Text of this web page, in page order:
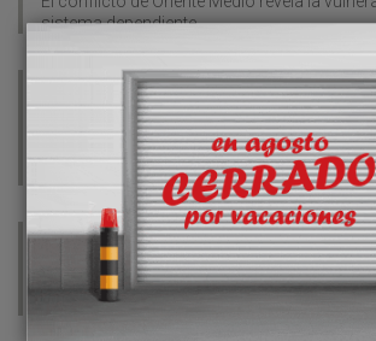
sistema dependiente
LA ROSCA|01/04/2026
Descanso inseguro
Europa sigue teniendo un grave déficit de
estacionamiento seguras para el transporte
REVOLERA| 01/04/2026
Intenciones verdes,
Descarbonizar, sí, pero sin dogmas ni